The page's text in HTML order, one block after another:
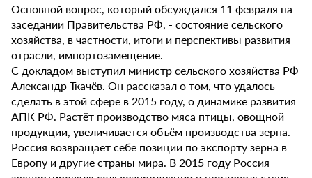
Основной вопрос, который обсуждался 11 февраля на
заседании Правительства РФ, - состояние сельского
хозяйства, в частности, итоги и перспективы развития
отрасли, импортозамещение.
С докладом выступил министр сельского хозяйства РФ
Александр Ткачёв. Он рассказал о том, что удалось
сделать в этой сфере в 2015 году, о динамике развития
АПК РФ. Растёт производство мяса птицы, овощной
продукции, увеличивается объём производства зерна.
Россия возвращает себе позиции по экспорту зерна в
Европу и другие страны мира. В 2015 году Россия